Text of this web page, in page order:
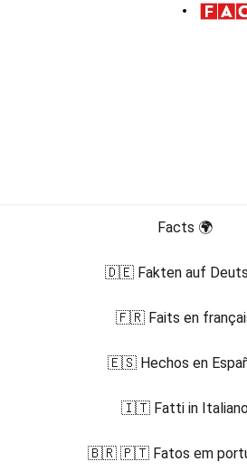
🌍 Facts
🇩🇪 Fakten auf
🇫🇷 Faits en
🇪🇸 Hechos en
🇮🇹 Fatti in
🇧🇷 🇵🇹 Fatos em